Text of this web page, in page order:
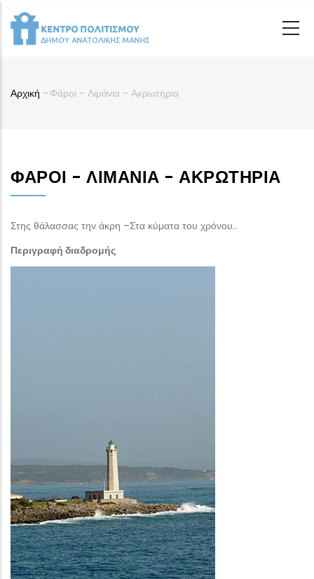
Παράκαμψη
προς
Breadcrumb
Αρχική - Φάροι - Λιμάνια - Ακρωτήρια
ΦΆΡΟΙ - ΛΙΜΆΝΙΑ - ΑΚΡΩΤΉΡΙΑ
Στης θάλασσας την άκρη –Στα κύματα του χρόνου..
Περιγραφή διαδρομής